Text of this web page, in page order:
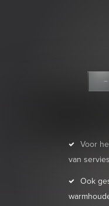
Voor
van
Ook